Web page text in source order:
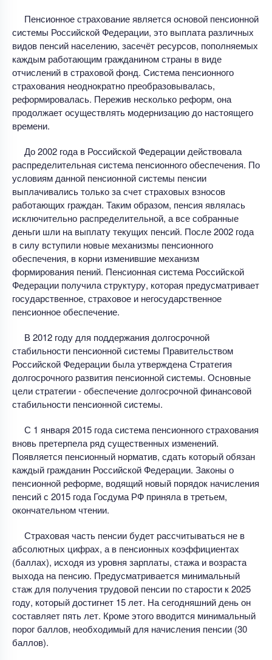
Пенсионное страхование является основой пенсионной
системы Российской Федерации, это выплата различных
видов пенсий населению, засечёт ресурсов, пополняемых
каждым работающим гражданином страны в виде
отчислений в страховой фонд. Система пенсионного
страхования неоднократно преобразовывалась,
реформировалась. Пережив несколько реформ, она
продолжает осуществлять модернизацию до настоящего
времени.
До 2002 года в Российской Федерации действовала
распределительная система пенсионного обеспечения. По
условиям данной пенсионной системы пенсии
выплачивались только за счет страховых взносов
работающих граждан. Таким образом, пенсия являлась
исключительно распределительной, а все собранные
деньги шли на выплату текущих пенсий. После 2002 года
в силу вступили новые механизмы пенсионного
обеспечения, в корни изменившие механизм
формирования пений. Пенсионная система Российской
Федерации получила структуру, которая предусматривает
государственное, страховое и негосударственное
пенсионное обеспечение.
В 2012 году для поддержания долгосрочной
стабильности пенсионной системы Правительством
Российской Федерации была утверждена Стратегия
долгосрочного развития пенсионной системы. Основные
цели стратегии - обеспечение долгосрочной финансовой
стабильности пенсионной системы.
С 1 января 2015 года система пенсионного страхования
вновь претерпела ряд существенных изменений.
Появляется пенсионный норматив, сдать который обязан
каждый гражданин Российской Федерации. Законы о
пенсионной реформе, водящий новый порядок начисления
пенсий с 2015 года Госдума РФ приняла в третьем,
окончательном чтении.
Страховая часть пенсии будет рассчитываться не в
абсолютных цифрах, а в пенсионных коэффициентах
(баллах), исходя из уровня зарплаты, стажа и возраста
выхода на пенсию. Предусматривается минимальный
стаж для получения трудовой пенсии по старости к 2025
году, который достигнет 15 лет. На сегодняшний день он
составляет пять лет. Кроме этого вводится минимальный
порог баллов, необходимый для начисления пенсии (30
баллов).